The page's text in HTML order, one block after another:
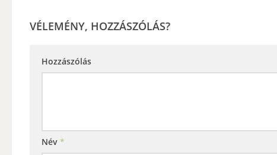
VÉLEMÉNY, HOZZÁSZÓLÁS?
Hozzászólás
Név *